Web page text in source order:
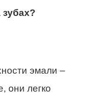
эмали –
они легко